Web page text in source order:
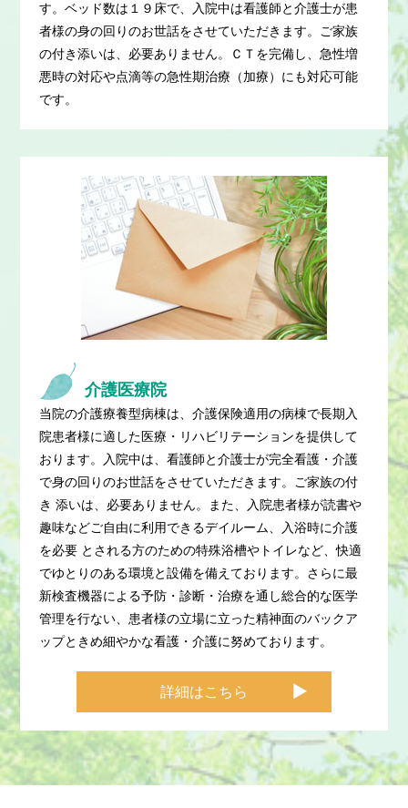
す。ベッド数は１９床で、入院中は看護師と介護士が患
者様の身の回りのお世話をさせていただきます。 ご家族
の付き添いは、必要ありません。
ＣＴを完備し、急性増
悪時の対応や点滴等の急性期治療（加療）にも対応可能
です。
介護医療院
当院の介護療養型病棟は、介護保険適用の病棟で長期入
院患者様に適した医療・リハビリテーションを提供して
おります。入院中は、看護師と介護士が完全看護・介護
で身の回りのお世話をさせていただきます。ご家族の付
き 添いは、必要ありません。また、入院患者様が読書や
趣味などご自由に利用できるデイルーム、入浴時に介護
を必要 とされる方のための特殊浴槽やトイレなど、快適
でゆとりのある環境と設備を備えております。 さらに最
新検査機器による予防・診断・治療を通し総合的な医学
管理を行ない、患者様の立場に立った精神面のバックア
ップときめ細やかな看護・介護に努めております。
詳細はこちら